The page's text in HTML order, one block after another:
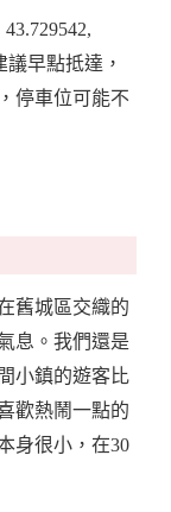
議早點抵達，
停車位可能不
舊城區交織的
息。我們還是
小鎮的遊客比
歡熱鬧一點的
身很小，在30